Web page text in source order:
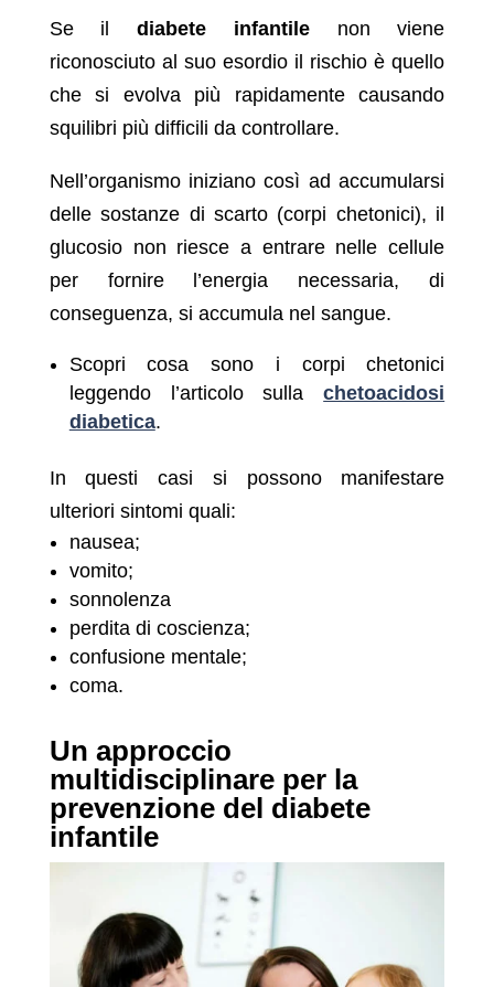
Se ildiabete infantilenon viene
riconosciuto al suo esordio il rischio è quello
che si evolva più rapidamente causando
squilibri più difficili da controllare.
Nell’organismo iniziano così ad accumularsi
delle sostanze di scarto (corpi chetonici), il
glucosio non riesce a entrare nelle cellule
per fornire l’energia necessaria, di
conseguenza, si accumula nel sangue.
Scopri cosa sono i corpi chetonici
leggendo l’articolo sullachetoacidosi
diabetica.
In questi casi si possono manifestare
ulteriori sintomi quali:
nausea;
vomito;
sonnolenza
perdita di coscienza;
confusione mentale;
coma.
Un approccio
multidisciplinare per la
prevenzione del diabete
infantile